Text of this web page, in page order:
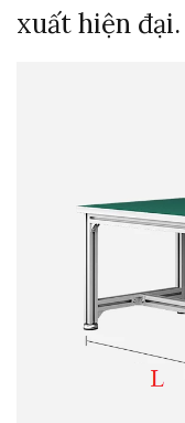
xuất hiện đại.